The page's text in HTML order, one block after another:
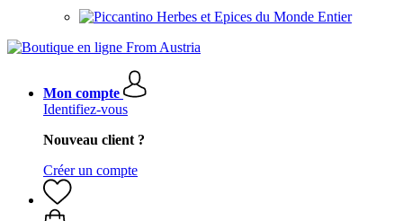
Herbes et Epices du Monde Entier
Mon compte
Identifiez-vous
Nouveau client ?
Créer un compte